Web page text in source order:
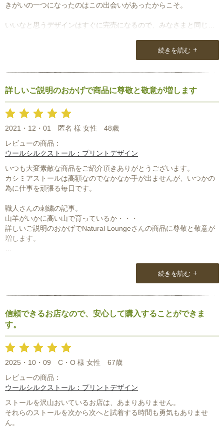
きがいの一つになったのはこの出会いがあったからこそ。
いいなと思うデザインはすぐに完売になるので、みなさまと同じよ
続きを読む +
詳しいご説明のおかげで商品に尊敬と敬意が増します
2021・12・01 匿名 様 女性
48歳
レビューの商品：
ウールシルクストール：プリントデザイン
いつも大変素敵な商品をご紹介頂きありがとうございます。
カシミアストールは高額なのでなかなか手が出ませんが、いつかの
為に仕事を頑張る毎日です。
職人さんの刺繍の記事。
山羊がいかに高い山で育っているか・・・
詳しいご説明のおかげでNatural Loungeさんの商品に尊敬と敬意が
増します。
の顔に合わせアドバイスをして頂きながらとっておきの1枚を（いつ
その際はどうか宜しくお願い致します。
続きを読む +
信頼できるお店なので、安心して購入することができま
す。
2025・10・09 C・O 様 女性
67歳
レビューの商品：
ウールシルクストール：プリントデザイン
ストールを沢山おいているお店は、あまりありません。
それらのストールを次から次へと試着する時間も勇気もありませ
ん。